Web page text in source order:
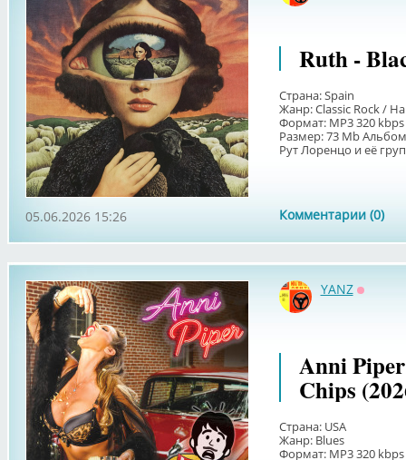
Ruth -
Страна: Spain
Жанр: Classic Rock /
Формат: MP3 320 kbps
Размер: 73 Мb
Рут Лоренцо и её
Комментарии (0)
05.06.2026 15:26
YANZ
Anni
Chips
Страна: USA
Жанр: Blues
Формат: MP3 320 kbps